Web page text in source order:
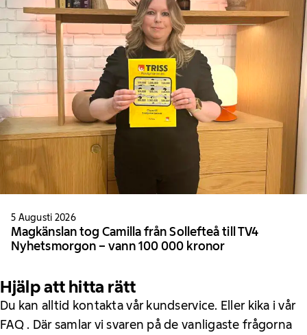
5 Augusti 2026
Magkänslan tog Camilla från Sollefteå till TV4
Nyhetsmorgon – vann 100 000 kronor
Hjälp att hitta rätt
Du kan alltid kontakta vår kundservice. Eller kika i vår
FAQ . Där samlar vi svaren på de vanligaste frågorna